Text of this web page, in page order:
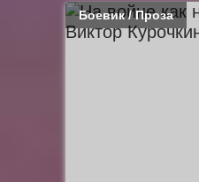
Боевик / Проза